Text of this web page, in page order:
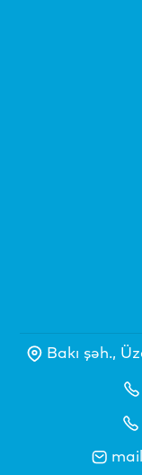
Bakı şəh.,